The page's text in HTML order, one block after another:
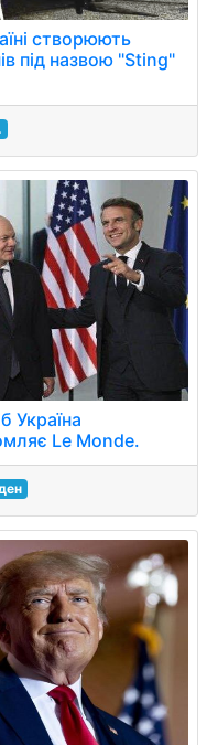
створюють
під назвою "Sting"
Україна
Le Monde.